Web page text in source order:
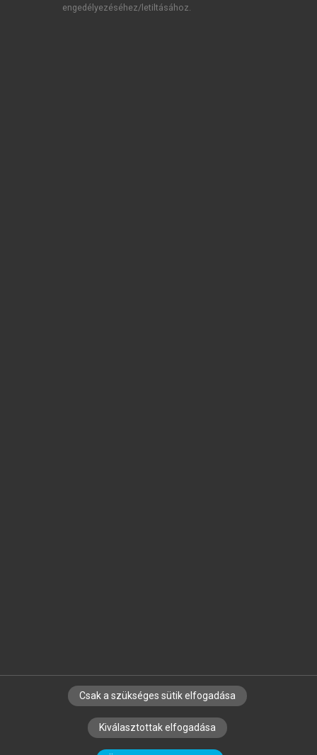
SZERZŐKNEK CÉGEKNEK KÖNYVTÁROSOKNAK
SZERKESZTÉSI ÉS LEKTORÁLÁSI ALAPELVEK
engedélyezéséhez/letiltásához.
Csak a szükséges sütik elfogadása
Kiválasztottak elfogadása